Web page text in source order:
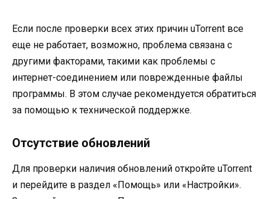
Если после проверки всех этих причин uTorrent все
еще не работает, возможно, проблема связана с
другими факторами, такими как проблемы с
интернет-соединением или поврежденные файлы
программы. В этом случае рекомендуется обратиться
за помощью к технической поддержке.
Отсутствие обновлений
Для проверки наличия обновлений откройте uTorrent
и перейдите в раздел «Помощь» или «Настройки».